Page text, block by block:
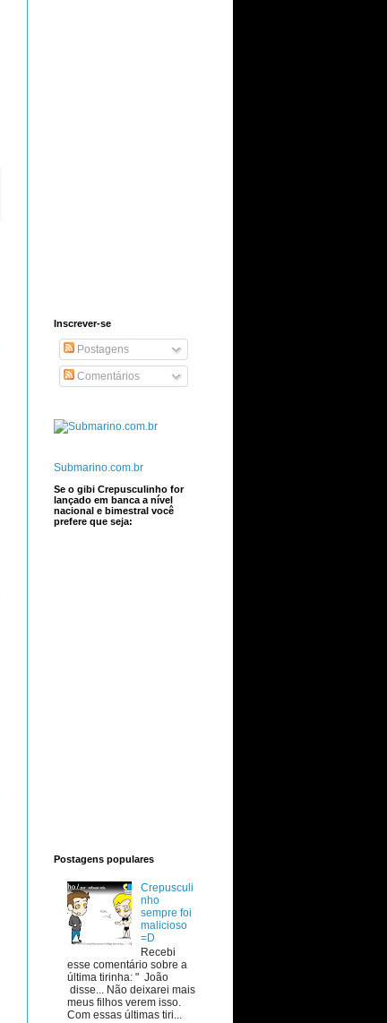
Inscrever-se
Postagens
Comentários
Submarino.com.br
Se o gibi Crepusculinho for
lançado em banca a nível
nacional e bimestral você
prefere que seja:
Postagens populares
Crepusculi
nho
sempre foi
malicioso
=D
Recebi
esse comentário sobre a
última tirinha: " João
disse... Não deixarei mais
meus filhos verem isso.
Com essas últimas tiri...